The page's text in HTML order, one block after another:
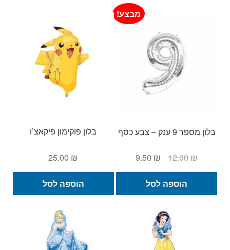
בלון מספר 9 ענק – צבע כסף
מבצע!
12.00₪
המחיר
המקורי
היה:
12.00 ₪.
9.50 ₪
המחיר
הנוכחי
9.50 ₪.
הוספה לסל
בלון פוקימון פיקאצ’ו
25.00 ₪
הוספה לסל